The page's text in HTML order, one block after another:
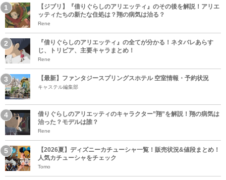
【ジブリ】『借りぐらしのアリエッティ』のその後を解説！アリエ
ッティたちの新たな住処は？翔の病気は治る？
Rene
『借りぐらしのアリエッティ』の全てが分かる！ネタバレあらす
じ、トリビア、主要キャラまとめ！
Rene
【最新】ファンタジースプリングスホテル 空室情報・予約状況
キャステル編集部
借りぐらしのアリエッティのキャラクター”翔”を解説！翔の病気は
治った？モデルは誰？
Rene
【2026夏】ディズニーカチューシャ一覧！販売状況&値段まとめ！
人気カチューシャをチェック
Tomo